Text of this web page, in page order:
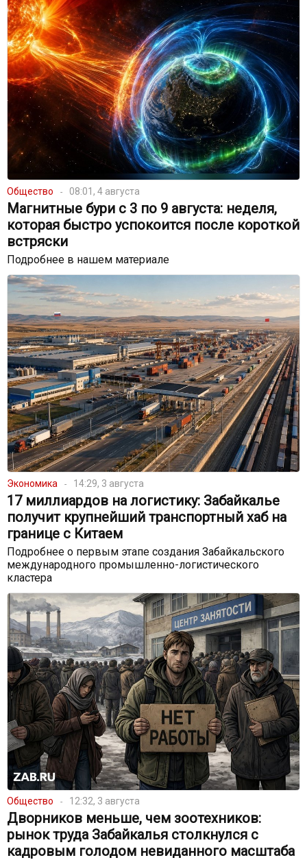
Общество 08:01, 4 августа
Магнитные бури с 3 по 9 августа: неделя,
которая быстро успокоится после короткой
встряски
Подробнее в нашем материале
Экономика 14:29, 3 августа
17 миллиардов на логистику: Забайкалье
получит крупнейший транспортный хаб на
границе с Китаем
Подробнее о первым этапе создания Забайкальского
международного промышленно-логистического
кластера
Общество 12:32, 3 августа
Дворников меньше, чем зоотехников:
рынок труда Забайкалья столкнулся с
кадровым голодом невиданного масштаба